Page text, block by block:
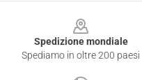
Spedizione mondiale
Spediamo in oltre 200 paesi